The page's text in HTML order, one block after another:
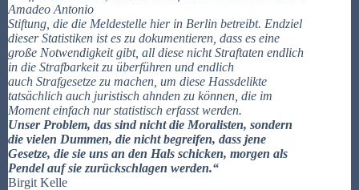
Amadeo Antonio
Stiftung, die die Meldestelle hier in Berlin betreibt. Endziel
dieser Statistiken ist es zu dokumentieren, dass es eine
große Notwendigkeit gibt, all diese nicht Straftaten endlich
in die Strafbarkeit zu überführen und endlich
auch Strafgesetze zu machen, um diese Hassdelikte
tatsächlich auch juristisch ahnden zu können, die im
Moment einfach nur statistisch erfasst werden.
Unser Problem, das sind nicht die Moralisten, sondern
die vielen Dummen, die nicht begreifen, dass jene
Gesetze, die sie uns an den Hals schicken, morgen als
Pendel auf sie zurückschlagen werden.“
Birgit Kelle